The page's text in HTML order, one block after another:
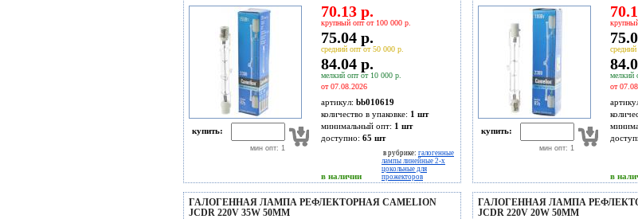
купить:
мин опт: 1
70.13 р.
крупный опт от 100 000 р.
75.04 р.
средний опт от 50 000 р.
84.04 р.
мелкий опт от 10 000 р.
от 07.08.2026
артикул: bb010619
количество в упаковке: 1 шт
минимальный опт: 1 шт
доступно: 65 шт
в наличии
в рубрике: галогенные
лампы линейные 2-х
цокольные для
прожекторов
купить:
мин опт: 1
мелкий
от
в
ГАЛОГЕННАЯ ЛАМПА РЕФЛЕКТОРНАЯ CAMELION
JCDR 220V 35W 50MM
ГАЛОГЕННАЯ ЛАМПА
JCDR 220V 20W 50MM